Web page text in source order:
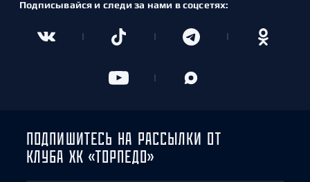
Подписывайся и следи за нами в соцсетях:
ПОДПИШИТЕСЬ НА РАССЫЛКИ ОТ
КЛУБА ХК «ТОРПЕДО»